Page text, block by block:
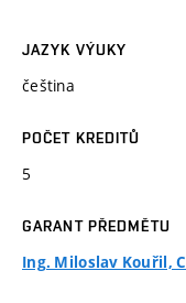
JAZYK VÝUKY
čeština
POČET KREDITŮ
5
GARANT PŘEDMĚTU
Ing. Miloslav Kouřil,